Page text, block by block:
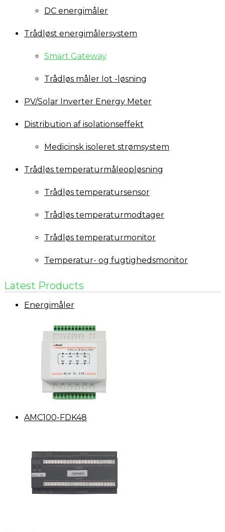
DC energimåler
Trådløst energimålersystem
Smart Gateway
Trådløs måler Iot -løsning
PV/Solar Inverter Energy Meter
Distribution af isolationseffekt
Medicinsk isoleret strømsystem
Trådløs temperaturmåleopløsning
Trådløs temperatursensor
Trådløs temperaturmodtager
Trådløs temperaturmonitor
Temperatur- og fugtighedsmonitor
Latest Products
Energimåler
AMC100-FDK48